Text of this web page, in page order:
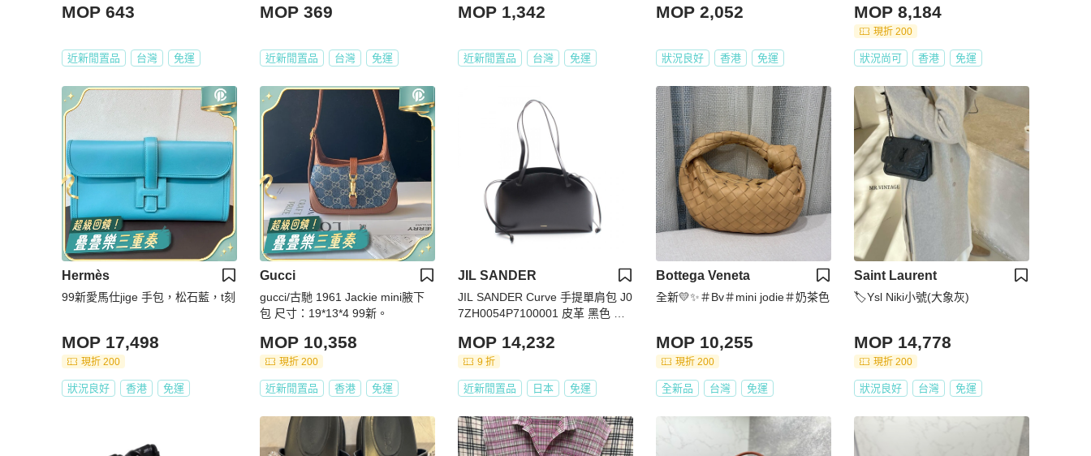
MOP 643
近新閒置品 台灣 免運
MOP 369
近新閒置品 台灣 免運
MOP 1,342
近新閒置品 台灣 免運
MOP 2,052
狀況良好 香港 免運
MOP 8,184
現折 200
狀況尚可 香港 免運
Hermès
99新愛馬仕jige 手包，松石藍，t刻
MOP 17,498
現折 200
狀況良好 香港 免運
Gucci
gucci/古馳 1961 Jackie mini腋下
包 尺寸：19*13*4 99新。
MOP 10,358
現折 200
近新閒置品 香港 免運
JIL SANDER
JIL SANDER Curve 手提單肩包 J0
7ZH0054P7100001 皮革 黑色 全
MOP 14,232
9 折
近新閒置品 日本 免運
Bottega Veneta
全新💛✨＃Bv＃mini jodie＃奶茶色
MOP 10,255
現折 200
全新品 台灣 免運
Saint Laurent
🏷Ysl Niki小號(大象灰)
MOP 14,778
現折 200
狀況良好 台灣 免運